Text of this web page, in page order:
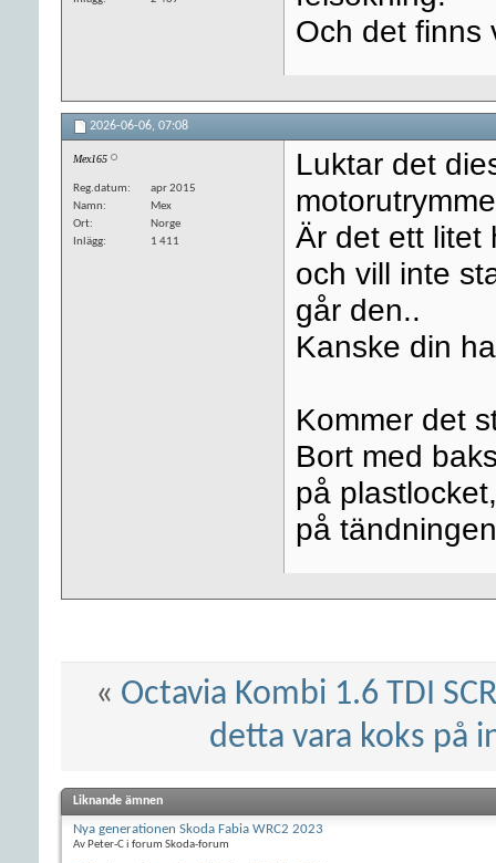
Och det finns
2026-06-06, 07:08
Mex165
Reg.datum
apr 2015
Namn
Mex
Ort
Norge
Inlägg
1 411
Luktar det
Är det ett litet
och vill inte
går den..
Kanske din
Kommer det
Bort med
på
på
« Octavia Kombi 1.6 TDI
detta vara koks på
Liknande ämnen
Nya generationen Skoda Fabia WRC2 2023
Av Peter-C i forum Skoda-forum